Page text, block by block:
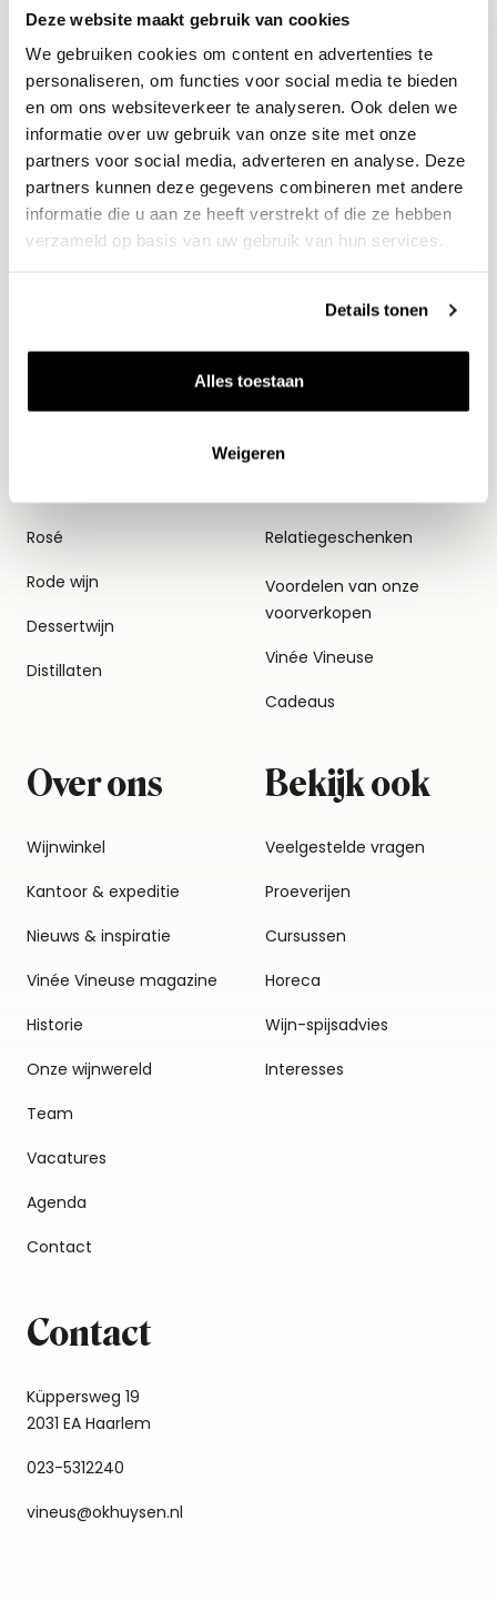
Deze website maakt gebruik van cookies
We gebruiken cookies om content en advertenties te
personaliseren, om functies voor social media te bieden
en om ons websiteverkeer te analyseren. Ook delen we
informatie over uw gebruik van onze site met onze
partners voor social media, adverteren en analyse. Deze
partners kunnen deze gegevens combineren met andere
informatie die u aan ze heeft verstrekt of die ze hebben
verzameld op basis van uw gebruik van hun services.
Details tonen
Alles toestaan
Weigeren
E-mailadres
Aanmelden
Wijnen
Alle wijnen
Rosé
Rode wijn
Dessertwijn
Distillaten
Thema's
Huiswijnen
Relatiegeschenken
Voordelen van onze
voorverkopen
Vinée Vineuse
Cadeaus
Over ons
Wijnwinkel
Kantoor & expeditie
Nieuws & inspiratie
Vinée Vineuse magazine
Historie
Onze wijnwereld
Team
Vacatures
Agenda
Contact
Bekijk ook
Veelgestelde vragen
Proeverijen
Cursussen
Horeca
Wijn-spijsadvies
Interesses
Contact
Küppersweg 19
2031 EA Haarlem
023-5312240
vineus@okhuysen.nl